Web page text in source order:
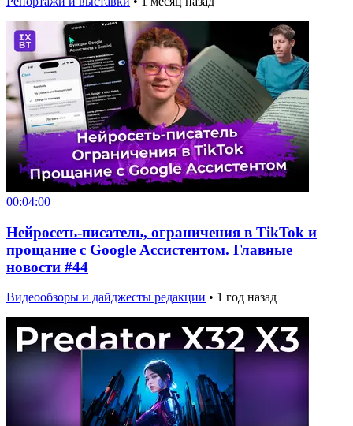
00:04:00
Нейросеть-писатель, ограничения в TikTok и
прощание с Google Ассистентом. Главные
новости #44
Видеообзоры и дайджесты редакции • 1 год назад